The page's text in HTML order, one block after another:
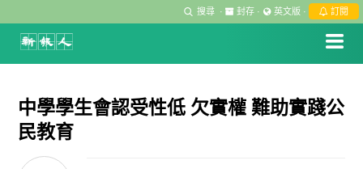
搜尋 · 封存 · 英文版 · 訂閱
中學學生會認受性低 欠實權 難助實踐公
民教育